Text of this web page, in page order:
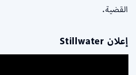
القضية.
إعلان Stillwater